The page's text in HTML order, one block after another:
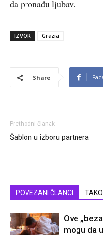
da pronađu ljubav.
IZVOR Grazia
Share
Prethodni članak
Šablon u izboru partnera
POVEZANI ČLANCI
Ove
mogu da